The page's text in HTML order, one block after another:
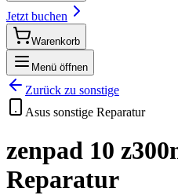
Jetzt buchen
Warenkorb
Menü öffnen
Zurück zu sonstige
Asus sonstige Reparatur
zenpad 10
Reparatur